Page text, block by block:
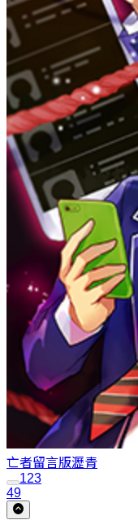
亡者留言版瀝青
123
49